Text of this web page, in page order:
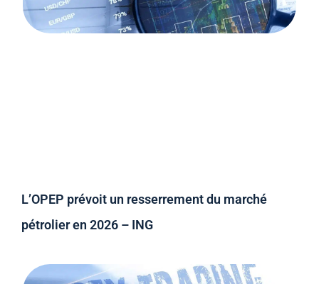
L’OPEP prévoit un resserrement du marché
pétrolier en 2026 – ING